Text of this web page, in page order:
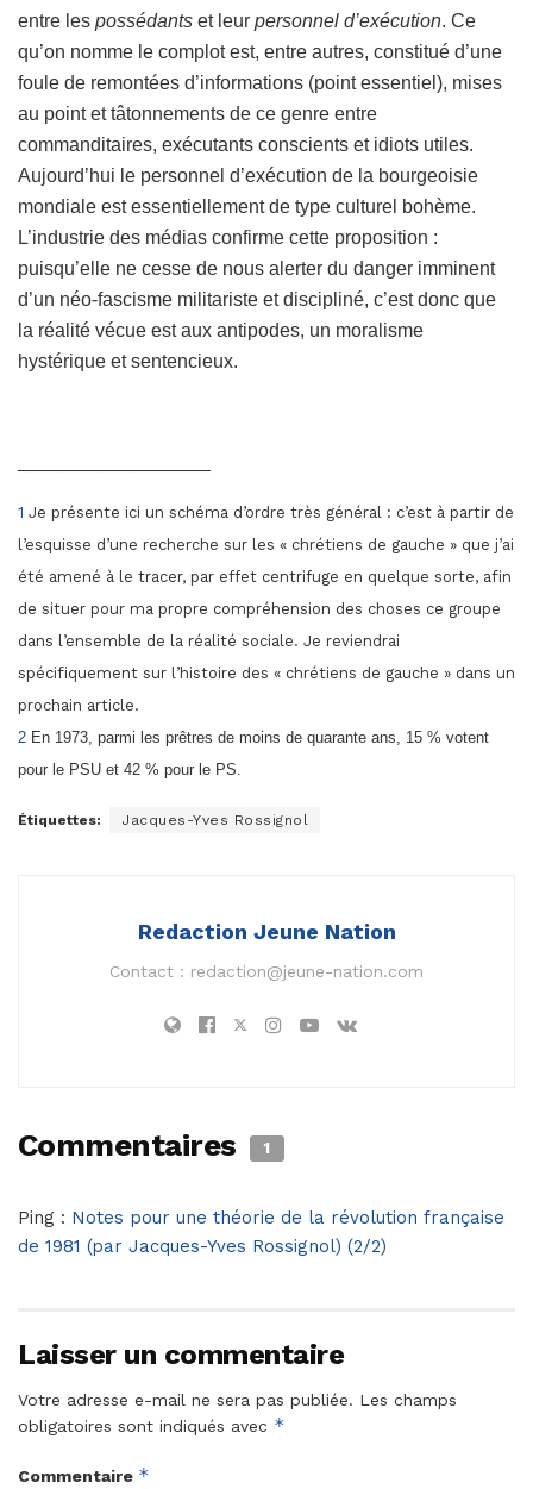
entre les possédants et leur personnel d’exécution. Ce
qu’on nomme le complot est, entre autres, constitué d’une
foule de remontées d’informations (point essentiel), mises
au point et tâtonnements de ce genre entre
commanditaires, exécutants conscients et idiots utiles.
Aujourd’hui le personnel d’exécution de la bourgeoisie
mondiale est essentiellement de type culturel bohème.
L’industrie des médias confirme cette proposition :
puisqu’elle ne cesse de nous alerter du danger imminent
d’un néo-fascisme militariste et discipliné, c’est donc que
la réalité vécue est aux antipodes, un moralisme
hystérique et sentencieux.
1 Je présente ici un schéma d’ordre très général : c’est à partir de
l’esquisse d’une recherche sur les « chrétiens de gauche » que j’ai
été amené à le tracer, par effet centrifuge en quelque sorte, afin
de situer pour ma propre compréhension des choses ce groupe
dans l’ensemble de la réalité sociale. Je reviendrai
spécifiquement sur l’histoire des « chrétiens de gauche » dans un
prochain article.
2 En 1973, parmi les prêtres de moins de quarante ans, 15 % votent
pour le PSU et 42 % pour le PS.
Étiquettes: Jacques-Yves Rossignol
Redaction Jeune Nation
Contact : redaction@jeune-nation.com
Commentaires 1
Ping : Notes pour une théorie de la révolution française
de 1981 (par Jacques-Yves Rossignol) (2/2)
Laisser un commentaire
Votre adresse e-mail ne sera pas publiée. Les champs
obligatoires sont indiqués avec *
Commentaire *